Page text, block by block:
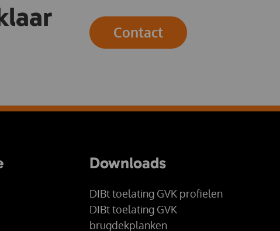
Contact
Downloads
DIBt toelating GVK profielen
DIBt toelating GVK
brugdekplanken